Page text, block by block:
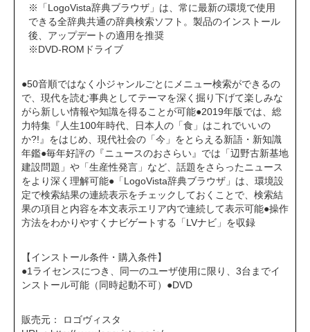
※「LogoVista辞典ブラウザ」は、常に最新の環境で使用
できる全辞典共通の辞典検索ソフト。製品のインストール
後、アップデートの適用を推奨
※DVD-ROMドライブ
●50音順ではなく小ジャンルごとにメニュー検索ができるの
で、現代を読む事典としてテーマを深く掘り下げて楽しみな
がら新しい情報や知識を得ることが可能●2019年版では、総
力特集『人生100年時代、日本人の「食」はこれでいいの
か?!』をはじめ、現代社会の「今」をとらえる新語・新知識
年鑑●毎年好評の『ニュースのおさらい』では「辺野古新基地
建設問題」や「生産性発言」など、話題をさらったニュース
をより深く理解可能●「LogoVista辞典ブラウザ」は、環境設
定で検索結果の連続表示をチェックしておくことで、検索結
果の項目と内容を本文表示エリア内で連続して表示可能●操作
方法をわかりやすくナビゲートする「LVナビ」を収録
【インストール条件・購入条件】
●1ライセンスにつき、同一のユーザ使用に限り、3台までイ
ンストール可能（同時起動不可）●DVD
販売元： ロゴヴィスタ